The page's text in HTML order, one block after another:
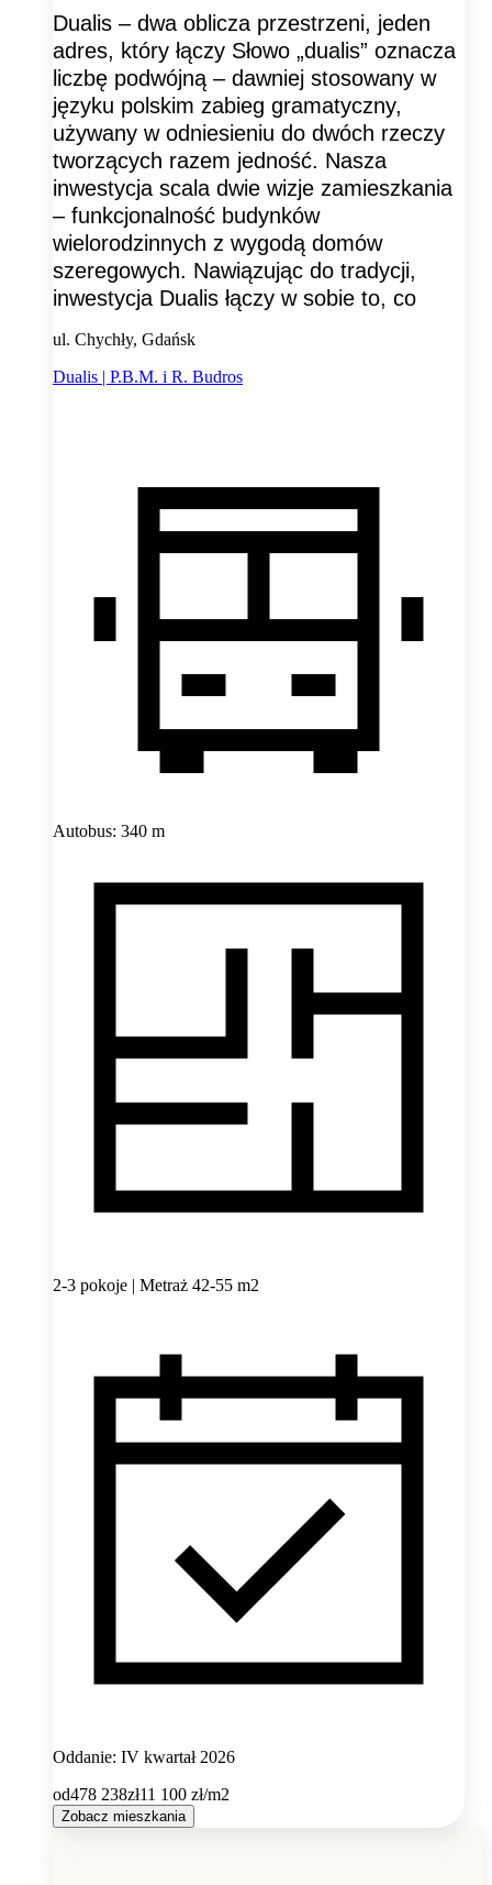
Dualis – dwa oblicza przestrzeni, jeden
adres, który łączy Słowo „dualis” oznacza
liczbę podwójną – dawniej stosowany w
języku polskim zabieg gramatyczny,
używany w odniesieniu do dwóch rzeczy
tworzących razem jedność. Nasza
inwestycja scala dwie wizje zamieszkania
– funkcjonalność budynków
wielorodzinnych z wygodą domów
szeregowych. Nawiązując do tradycji,
inwestycja Dualis łączy w sobie to, co
ul. Chychły, Gdańsk
Dualis | P.B.M. i R. Budros
Autobus: 340 m
2-3 pokoje | Metraż 42-55 m2
Oddanie: IV kwartał 2026
od478 238zł11 100 zł/m2
Zobacz mieszkania